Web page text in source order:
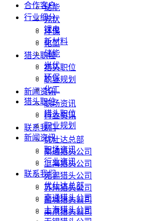
储能
光伏
环保
化工
猎头职位
猎头职位
职业规划
新闻资讯
职场资讯
行业资讯
联系我们
优仕达总部
南通猎头公司
上海猎头公司
无锡猎头公司
苏州猎头公司
盐城猎头公司
南京猎头公司
合作客户
行业细分
锂电
新材料
储能
光伏
环保
化工
猎头职位
猎头职位
职业规划
新闻资讯
职场资讯
行业资讯
联系我们
优仕达总部
南通猎头公司
上海猎头公司